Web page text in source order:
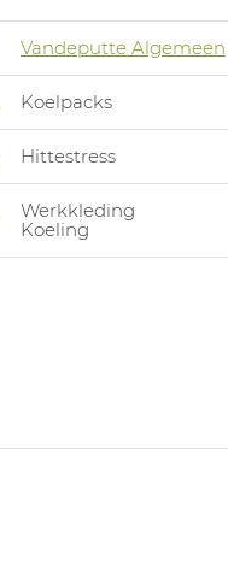
Vandeputte Algemeen
Koelpacks
Hittestress
Werkkleding
Koeling